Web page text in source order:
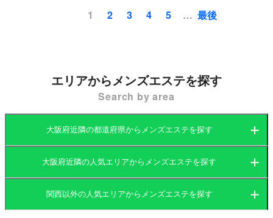
1 2 3 4 5 … 最後
エリアからメンズエステを探す
Search by area
大阪府近隣の都道府県からメンズエステを探す
大阪府 京都府
兵庫県 滋賀県
大阪府近隣の人気エリアからメンズエステを探す
関西以外の人気エリアからメンズエステを探す